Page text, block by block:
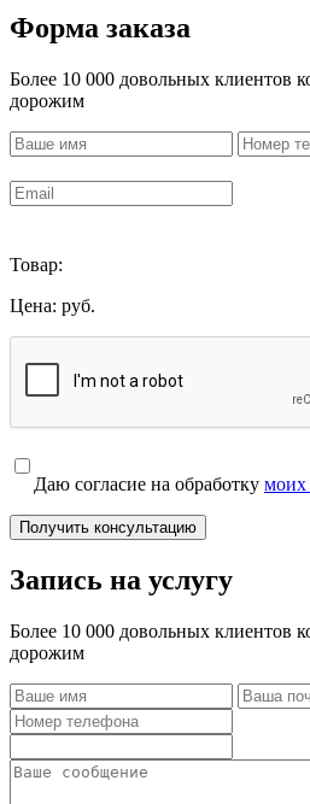
Форма заказа
Более 10 000 довольных клиентов
дорожим
Товар:
Цена: руб.
Даю согласие на обработку моих
Получить консультацию
Запись на услугу
Более 10 000 довольных клиентов
дорожим